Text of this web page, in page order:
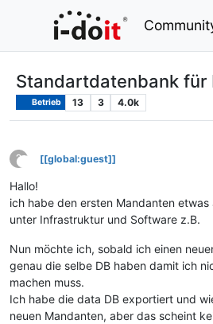
Standartdatenbank für
Betrieb 13 3 4.0k
?
This user is from outside of this forum
[[global:guest]]
Hallo!
ich habe den ersten Mandanten
unter Infrastruktur und Software z.B.
Nun möchte ich, sobald ich einen
genau die selbe DB haben damit ich
machen muss.
Ich habe die data DB exportiert und
neuen Mandanten, aber das scheint